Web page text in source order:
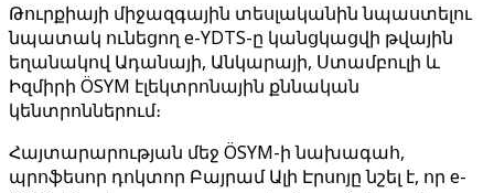
Թուրքիայի միջազգային տեսլականին նպաստելու
նպատակ ունեցող e-YDTS-ը կանցկացվի թվային
եղանակով Ադանայի, Անկարայի, Ստամբուլի և
Իզմիրի ÖSYM էլեկտրոնային քննական
կենտրոններում։
Հայտարարության մեջ ÖSYM-ի նախագահ,
պրոֆեսոր դոկտոր Բայրամ Ալի Էրսոյը նշել է, որ e-